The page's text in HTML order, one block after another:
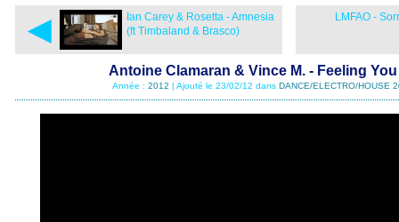
◄
Ian Carey & Rosetta - Amnesia
(ft Timbaland & Brasco)
LMFAO -
Antoine Clamaran & Vince M. - Feeling
Année : 2012 | Ajouté le 23/02/12 dans DANCE/ELECTRO/HOUSE